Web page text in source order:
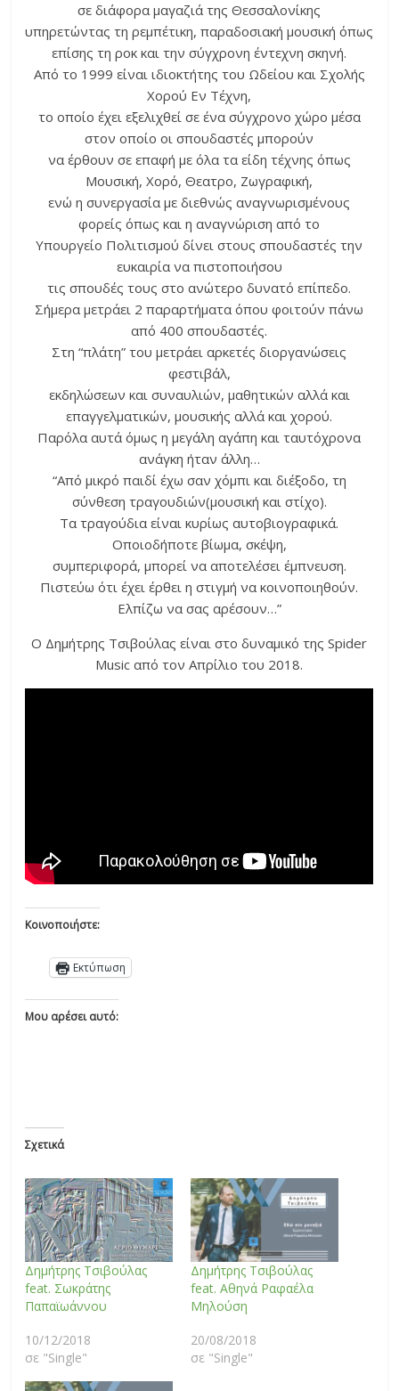
σε διάφορα μαγαζιά της Θεσσαλονίκης
υπηρετώντας τη ρεμπέτικη, παραδοσιακή μουσική όπως
επίσης τη ροκ και την σύγχρονη έντεχνη σκηνή.
Από το 1999 είναι ιδιοκτήτης του Ωδείου και Σχολής
Χορού Εν Τέχνη,
το οποίο έχει εξελιχθεί σε ένα σύγχρονο χώρο μέσα
στον οποίο οι σπουδαστές μπορούν
να έρθουν σε επαφή με όλα τα είδη τέχνης όπως
Μουσική, Χορό, Θεατρο, Ζωγραφική,
ενώ η συνεργασία με διεθνώς αναγνωρισμένους
φορείς όπως και η αναγνώριση από το
Υπουργείο Πολιτισμού δίνει στους σπουδαστές την
ευκαιρία να πιστοποιήσου
τις σπουδές τους στο ανώτερο δυνατό επίπεδο.
Σήμερα μετράει 2 παραρτήματα όπου φοιτούν πάνω
από 400 σπουδαστές.
Στη “πλάτη” του μετράει αρκετές διοργανώσεις
φεστιβάλ,
εκδηλώσεων και συναυλιών, μαθητικών αλλά και
επαγγελματικών, μουσικής αλλά και χορού.
Παρόλα αυτά όμως η μεγάλη αγάπη και ταυτόχρονα
ανάγκη ήταν άλλη…
“Από μικρό παιδί έχω σαν χόμπι και διέξοδο, τη
σύνθεση τραγουδιών(μουσική και στίχο).
Τα τραγούδια είναι κυρίως αυτοβιογραφικά.
Οποιοδήποτε βίωμα, σκέψη,
συμπεριφορά, μπορεί να αποτελέσει έμπνευση.
Πιστεύω ότι έχει έρθει η στιγμή να κοινοποιηθούν.
Ελπίζω να σας αρέσουν…”
O Δημήτρης Τσιβούλας είναι στο δυναμικό της Spider
Music από τον Απρίλιο του 2018.
Κοινοποιήστε:
Εκτύπωση
Μου αρέσει αυτό:
Σχετικά
Δημήτρης Τσιβούλας
feat. Σωκράτης
Παπαϊωάννου
10/12/2018
σε "Single"
Δημήτρης Τσιβούλας
feat. Αθηνά Ραφαέλα
Μηλούση
20/08/2018
σε "Single"